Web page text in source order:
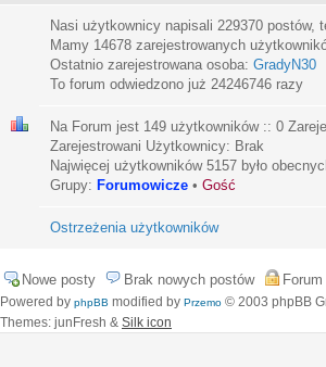
Nasi użytkownicy napisali 229370 postów,
Mamy 14678 zarejestrowanych
Ostatnio zarejestrowana osoba: GradyN30
To forum odwiedzono już 24246746 razy
Na Forum jest 149 użytkowników :: 0
Zarejestrowani Użytkownicy: Brak
Najwięcej użytkowników 5157 było
Grupy: Forumowicze • Gość
Ostrzeżenia użytkowników
Nowe posty Brak nowych postów
Powered by phpBB modified by Przemo © 2003 phpBB
Themes: junFresh & Silk icon